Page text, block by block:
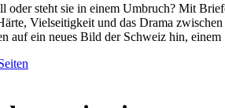
oder steht sie in einem Umbruch? Mit
Vielseitigkeit und das Drama
auf ein neues Bild der Schweiz hin, einem